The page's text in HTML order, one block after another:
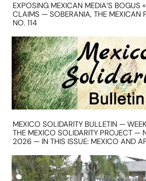
EXPOSING MEXICAN MEDIA’S BOGUS
CLAIMS — SOBERANIA, THE MEXICAN
NO. 114
MEXICO SOLIDARITY BULLETIN —
THE MEXICO SOLIDARITY PROJECT
2026 — IN THIS ISSUE: MEXICO AND